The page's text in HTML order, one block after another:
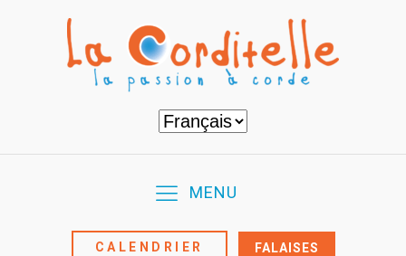
Choisir
une
MENU
CALENDRIER FALAISES